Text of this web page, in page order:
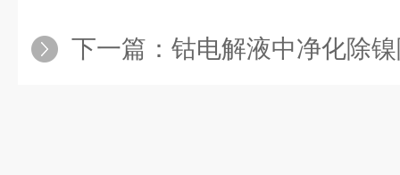
下一篇： 钴电解液中净化除